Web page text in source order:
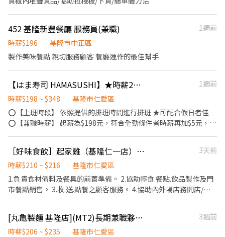
出滿意的笑容！ ★開朗活潑有笑容 ★ＳＯＰ專業流程 ★無經驗可
鎖ZENSHO集團，我們的理念是"消滅世界的飢餓和貧困"，目標是
成為全球第一的連鎖餐飲集團。 我們堅持使用安全及高品質的食
材，當場現點現作提供美味可口的日本國民美食-牛丼/咖哩，並以
舒適衛生的用餐環境、熱情用心的服務態度、平實親民的誠懇價
格，強調食品安全，顧客安心。不論是單獨一人、與家人一起、朋
友一起，皆可享受用餐的樂趣。
452 基隆新豐餐廳 服務員(兼職)
1週前
時薪$196
基隆市中正區
製作美味餐點 親切服務顧客 餐廳運作的最佳幫手
【はま寿司 HAMASUSHI】★時薪203元起(含全勤)★基隆店
1週前
時薪$198 ~ $348
基隆市仁愛區
⭕【上班時段】 依照提供的排班時間進行排班 ★可配合假日者佳
⭕【兼職時薪】 起薪為$198元，符合全勤條件者時薪再加$5元，考
券、生日禮金、夜班出勤津貼、免費電影票 ★提供員工制服及工作
鞋 ★年度健檢 ★勞保、健保，6％勞退提撥 ⭕【工作說明】 《內
場》:餐點製作、食材備料、進貨盤點 《外場》:接待服務顧客、收銀
結帳、環境整潔 ★開朗活潑有笑容 ★ＳＯＰ專業流程 ★無經驗可
成為全球第一的連鎖餐飲集團。 我們堅持使用安全及高品質的食
材，當場現點現作提供美味可口的日本國民美食-牛丼/咖哩，並以
［好味食飲］起家雞（基隆仁一店）兼職內外早晚班pt 時薪210$-218$
3天前
時薪$210 ~ $216
基隆市仁愛區
1.負責食材備料及餐具的前置準備。 2.協助輕食.餐點.飲品製作及門
市餐點銷售。 3.收.送.點餐之顧客服務。 4.協助內外場店務開店/打
雞卷
[丸亀製麵 基隆店](MT2)長期兼職夥伴/廚助/工讀生/彈性排班
3週前
時薪$206 ~ $235
基隆市仁愛區